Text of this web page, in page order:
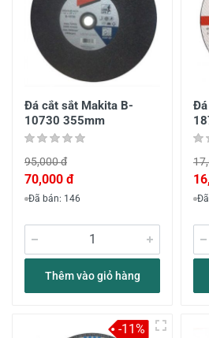
Đá cắt sắt Makita B-
10730 355mm
95,000 đ
70,000 đ
Đã bán: 146
Thêm vào giỏ hàng
-11%